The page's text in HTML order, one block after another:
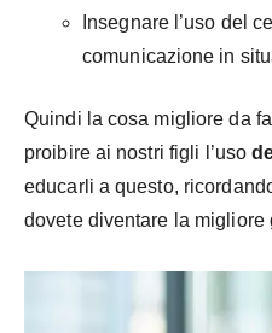
Insegnare l’uso del
comunicazione in
Quindi la cosa migliore da
proibire ai nostri figli l’uso
educarli a questo,
dovete diventare la migliore